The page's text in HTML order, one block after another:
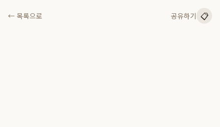
← 목록으로 공유하기 📋